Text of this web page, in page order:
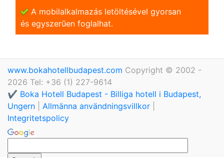
A mobilalkalmazás letöltésével gyorsan
és egyszerũen foglalhat.
www.bokahotellbudapest.com Copyright © 2002 -
2026 Tel: +36 (1) 227-9614
✔️ Boka Hotell Budapest - Billiga hotell i Budapest,
Ungern
Allmänna användningsvillkor
Integritetspolicy